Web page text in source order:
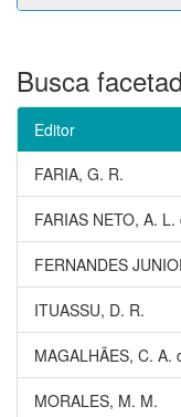
Busca
Editor
FARIA, G. R.
FARIAS NETO, A. L.
FERNANDES
ITUASSU, D. R.
MAGALHÃES, C. A.
MORALES, M. M.